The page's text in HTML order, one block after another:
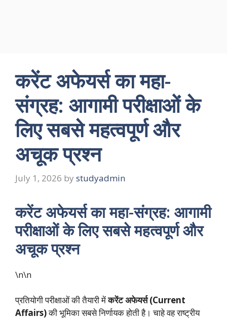
करेंट अफेयर्स का महा-
संग्रह: आगामी परीक्षाओं के
लिए सबसे महत्वपूर्ण और
अचूक प्रश्न
July 1, 2026 by studyadmin
करेंट अफेयर्स का महा-संग्रह: आगामी
परीक्षाओं के लिए सबसे महत्वपूर्ण और
अचूक प्रश्न
\n\n
प्रतियोगी परीक्षाओं की तैयारी मेंकरेंट अफेयर्स (Current
Affairs)की भूमिका सबसे निर्णायक होती है। चाहे वह राष्ट्रीय